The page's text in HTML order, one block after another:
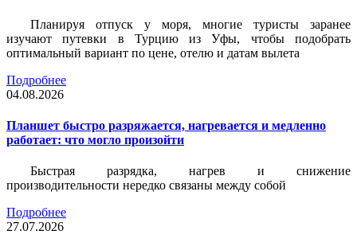
Планируя отпуск у моря, многие туристы заранее
изучают путевки в Турцию из Уфы, чтобы подобрать
оптимальный вариант по цене, отелю и датам вылета
Подробнее
04.08.2026
Планшет быстро разряжается, нагревается и медленно
работает: что могло произойти
Быстрая разрядка, нагрев и снижение
производительности нередко связаны между собой
Подробнее
27.07.2026